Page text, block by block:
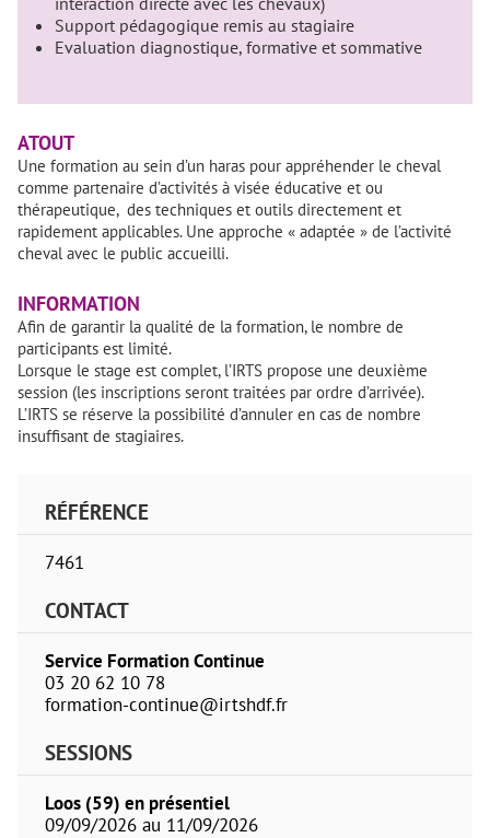
Support pédagogique remis au stagiaire
Evaluation diagnostique, formative et sommative
ATOUT
Une formation au sein d’un haras pour appréhender le cheval
comme partenaire d’activités à visée éducative et ou
thérapeutique, des techniques et outils directement et
rapidement applicables. Une approche « adaptée » de l’activité
cheval avec le public accueilli.
INFORMATION
Afin de garantir la qualité de la formation, le nombre de
participants est limité.
Lorsque le stage est complet, l’IRTS propose une deuxième
session (les inscriptions seront traitées par ordre d’arrivée).
L’IRTS se réserve la possibilité d’annuler en cas de nombre
insuffisant de stagiaires.
RÉFÉRENCE
7461
CONTACT
Service Formation Continue
03 20 62 10 78
formation-continue@irtshdf.fr
SESSIONS
Loos (59) en présentiel
09/09/2026 au 11/09/2026